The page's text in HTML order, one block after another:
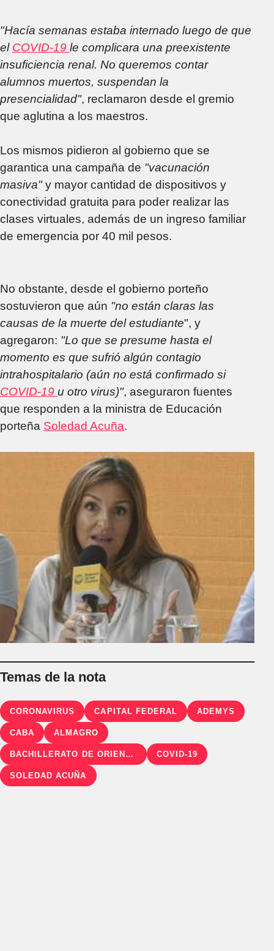
"Hacía semanas estaba internado luego de que
el COVID-19 le complicara una preexistente
insuficiencia renal. No queremos contar
alumnos muertos, suspendan la
presencialidad", reclamaron desde el gremio
que aglutina a los maestros.
Los mismos pidieron al gobierno que se
garantica una campaña de "vacunación
masiva"y mayor cantidad de dispositivos y
conectividad gratuita para poder realizar las
clases virtuales, además de un ingreso familiar
de emergencia por 40 mil pesos.
No obstante, desde el gobierno porteño
sostuvieron que aún "no están claras las
causas de la muerte del estudiante", y
agregaron: "Lo que se presume hasta el
momento es que sufrió algún contagio
intrahospitalario (aún no está confirmado si
COVID-19 u otro virus)", aseguraron fuentes
que responden a la ministra de Educación
porteña Soledad Acuña.
Temas de la nota
CORONAVIRUS CAPITAL FEDERAL ADEMYS
CABA ALMAGRO
BACHILLERATO DE ORIENTACIÓN ARTÍSTICA ANTONIO BERNI COVID-19
SOLEDAD ACUÑA